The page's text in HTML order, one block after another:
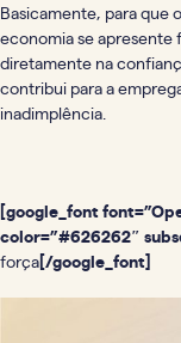
Basicamente, para que
economia se
diretamente na
contribui para a
inadimplência.
[google_font
color=”#626262″
força[/google_font]